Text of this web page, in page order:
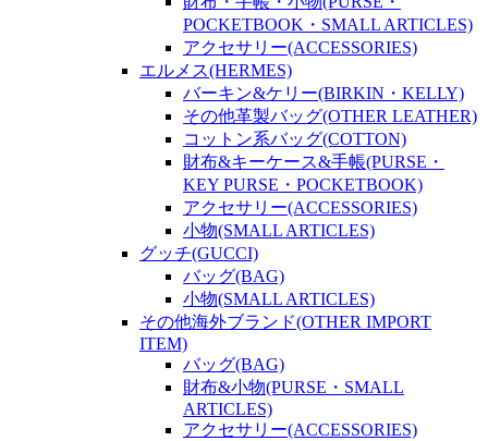
POCKETBOOK・SMALL ARTICLES)
アクセサリー(ACCESSORIES)
エルメス(HERMES)
バーキン&ケリー(BIRKIN・KELLY)
その他革製バッグ(OTHER LEATHER)
コットン系バッグ(COTTON)
財布&キーケース&手帳(PURSE・
KEY PURSE・POCKETBOOK)
アクセサリー(ACCESSORIES)
小物(SMALL ARTICLES)
グッチ(GUCCI)
バッグ(BAG)
小物(SMALL ARTICLES)
その他海外ブランド(OTHER IMPORT
ITEM)
バッグ(BAG)
財布&小物(PURSE・SMALL
ARTICLES)
アクセサリー(ACCESSORIES)